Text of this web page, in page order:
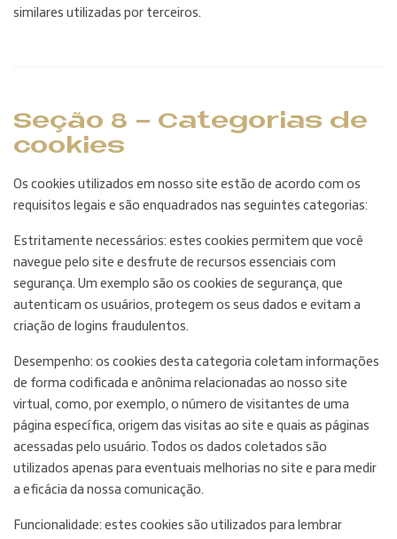
similares utilizadas por terceiros.
Seção 8 - Categorias de
cookies
Os cookies utilizados em nosso site estão de acordo com os
requisitos legais e são enquadrados nas seguintes categorias:
Estritamente necessários: estes cookies permitem que você
navegue pelo site e desfrute de recursos essenciais com
segurança. Um exemplo são os cookies de segurança, que
autenticam os usuários, protegem os seus dados e evitam a
criação de logins fraudulentos.
Desempenho: os cookies desta categoria coletam informações
de forma codificada e anônima relacionadas ao nosso site
virtual, como, por exemplo, o número de visitantes de uma
página específica, origem das visitas ao site e quais as páginas
acessadas pelo usuário. Todos os dados coletados são
utilizados apenas para eventuais melhorias no site e para medir
a eficácia da nossa comunicação.
Funcionalidade: estes cookies são utilizados para lembrar